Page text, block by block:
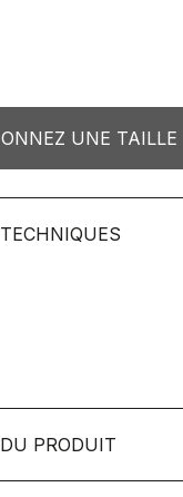
UNE TAILLE
PRODUIT